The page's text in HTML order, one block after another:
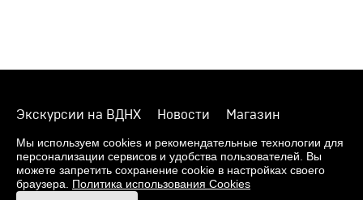
Экскурсии на ВДНХ Новости
Магазин
О музее
Фонды
Виртуальный музей
Издания
Пресс-центр
Контакты
Правила посещения Музея
Мы используем cookies и рекомендательные технологии для
персонализации сервисов и удобства пользователей. Вы
можете запретить сохранение cookie в настройках своего
браузера. Политика использования Cookies